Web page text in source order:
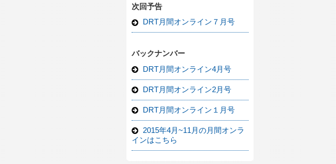
次回予告
DRT月間オンライン７月号
バックナンバー
DRT月間オンライン4月号
DRT月間オンライン2月号
DRT月間オンライン１月号
2015年4月~11月の月間オンラ
インはこちら